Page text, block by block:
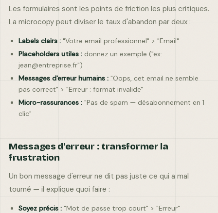
Les formulaires sont les points de friction les plus critiques.
La microcopy peut diviser le taux d'abandon par deux :
Labels clairs : "Votre email professionnel" > "Email"
Placeholders utiles : donnez un exemple ("ex:
jean@entreprise.fr")
Messages d'erreur humains : "Oops, cet email ne semble
pas correct" > "Erreur : format invalide"
Micro-rassurances : "Pas de spam — désabonnement en 1
clic"
Messages d'erreur : transformer la
frustration
Un bon message d'erreur ne dit pas juste ce qui a mal
tourné — il explique quoi faire :
Soyez précis : "Mot de passe trop court" > "Erreur"